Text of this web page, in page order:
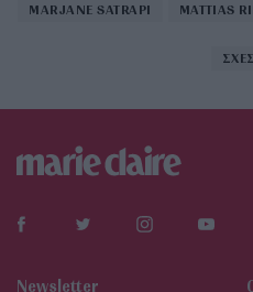
MARJANE SATRAPI MATTIAS
Newsletter